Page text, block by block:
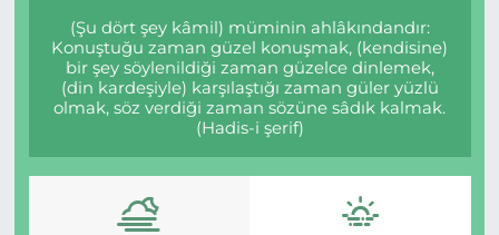
(Şu dört şey kâmil) müminin ahlâkındandır:
Konuştuğu zaman güzel konuşmak, (kendisine)
bir şey söylenildiği zaman güzelce dinlemek,
(din kardeşiyle) karşılaştığı zaman güler yüzlü
olmak, söz verdiği zaman sözüne sâdık kalmak.
(Hadis-i şerif)